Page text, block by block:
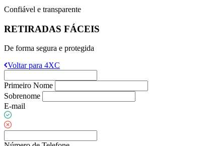
Confiável e transparente
RETIRADAS FÁCEIS
De forma segura e protegida
Voltar para 4XC
Primeiro Nome
Sobrenome
E-mail